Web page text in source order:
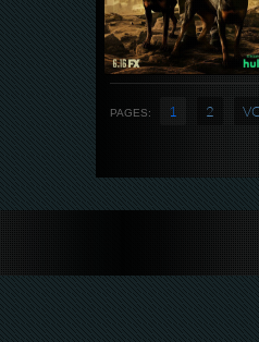
PAGES: 1 2